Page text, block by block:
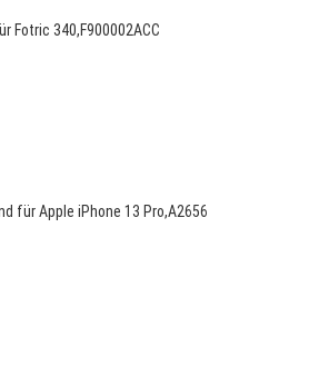
Fotric 340,F900002ACC
für Apple iPhone 13 Pro,A2656